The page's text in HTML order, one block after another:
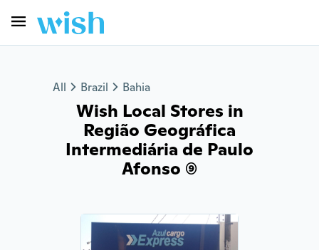
All Brazil Bahia
Wish Local Stores in
Região Geográfica
Intermediária de Paulo
Afonso (9)